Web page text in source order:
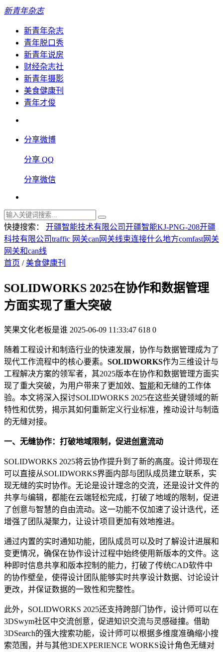
新青年杂志
新青年杂志
青年脱口秀
新青年说房
财经杂志社
新青年摄影
美食健康刊
青年才俊
分享微博
分享 QQ
分享微信
快捷搜索： 开疆智能技术有限公司开疆智能KJ-PNG-208开疆
科技有限公司traffic 网关can网关线束连接什么地方comfast网关
网关和can线
首页 /美食健康刊
SOLIDWORKS 2025在协作和数据管理
方面实现了重大突破
笑果文化老板是谁 2025-06-09 11:33:47 618 0
随着工程设计和制造行业的快速发展，协作与数据管理成为了
现代工作流程中的核心要素。 SOLIDWORKS作为三维设计与
工程解决方案的领军者，其2025版本在协作和数据管理方面实
现了重大突破，为用户带来了更加效、 智能和无缝的工作体
验。本文将深入探讨SOLIDWORKS 2025在这些关键领域的新
特性和优势，揭示其如何重新定义行业标准，推动设计与制造
的无缝对接。
一、无缝协作：打破地域限制，促进创意流动
SOLIDWORKS 2025将云协作提升到了新的高度。设计师现在
可以直接从SOLIDWORKS界面内部与团队成员建立联系，实
现无缝的实时协作。无论是设计理念的交流，还是设计文件的
共享与编辑，都能在云端轻松完成，打破了地域的限制，促进
了创意与智慧的自由流动。这一功能不仅加速了设计迭代，还
增强了团队凝聚力，让设计项目更加有效地推进。
通过内置的实时通知功能，团队成员可以及时了解设计进展和
变更情况，确保在协作设计过程中始终使用新版本的文件。这
种即时信息共享和版本控制的能力，打破了传统CAD软件中
的协作壁垒，使得设计团队能够实时共享设计数据、讨论设计
更改，并保证数据的一致性和完整性。
此外，SOLIDWORKS 2025还支持跨部门协作，设计师可以在
3DSwym社区中交流创意，促进知识交流与灵感碰撞。借助
3DSearch的强大搜索功能，设计师可以根据多维度准确缩小搜
索范围，并与其他3DEXPERIENCE WORKS设计角色无缝对